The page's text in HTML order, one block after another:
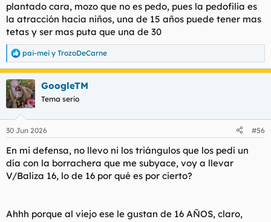
plantado cara, mozo que no es pedo, pues la pedofilia es
la atracción hacia niños, una de 15 años puede tener mas
tetas y ser mas puta que una de 30
R
e
a
c
c
i
e
:
pai-mei y TrozoDeCarne
GoogleTM
Tema serio
30 Jun 2026 #56
En mi defensa, no llevo ni los triángulos que los pedí un
día con la borrachera que me subyace, voy a llevar
V/Baliza 16, lo de 16 por qué es por cierto?
Ahhh porque al viejo ese le gustan de 16 AÑOS, claro,